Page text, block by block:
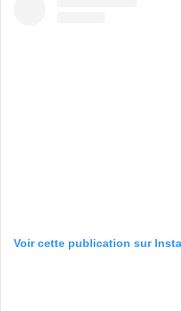
Voir cette publication sur